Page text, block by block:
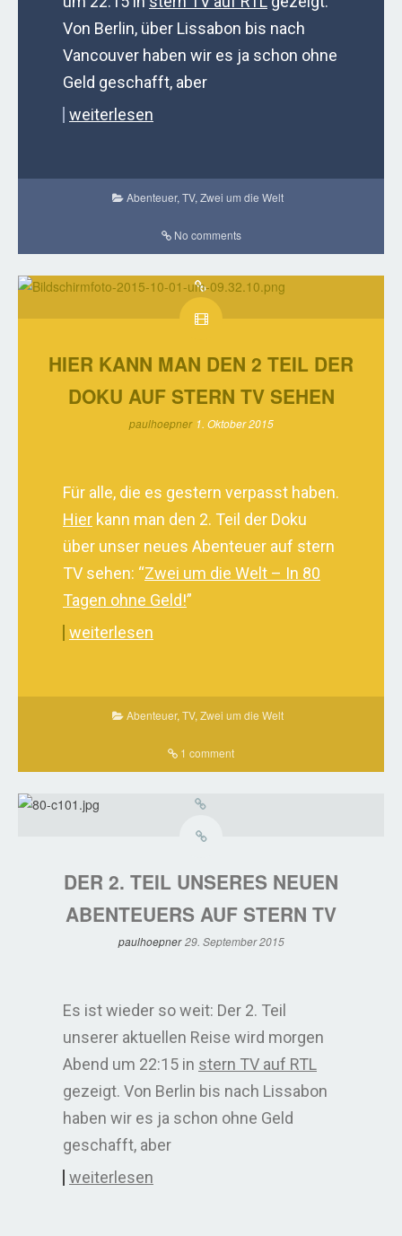
Von Berlin, über Lissabon bis nach
Vancouver haben wir es ja schon ohne
Geld geschafft, aber
weiterlesen
Abenteuer, TV, Zwei um die Welt
No comments
HIER KANN MAN DEN 2 TEIL DER
DOKU AUF STERN TV SEHEN
paulhoepner 1. Oktober 2015
Für alle, die es gestern verpasst haben.
Hier kann man den 2. Teil der Doku
über unser neues Abenteuer auf stern
TV sehen: “Zwei um die Welt – In 80
Tagen ohne Geld!”
weiterlesen
Abenteuer, TV, Zwei um die Welt
1 comment
DER 2. TEIL UNSERES NEUEN
ABENTEUERS AUF STERN TV
paulhoepner 29. September 2015
Es ist wieder so weit: Der 2. Teil
unserer aktuellen Reise wird morgen
Abend um 22:15 in stern TV auf RTL
gezeigt. Von Berlin bis nach Lissabon
haben wir es ja schon ohne Geld
geschafft, aber
weiterlesen